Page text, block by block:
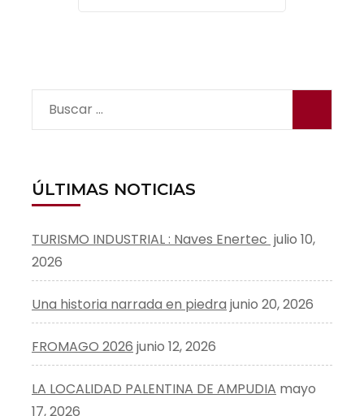
Buscar:
ÚLTIMAS NOTICIAS
TURISMO INDUSTRIAL : Naves Enertec julio 10,
2026
Una historia narrada en piedra junio 20, 2026
FROMAGO 2026 junio 12, 2026
LA LOCALIDAD PALENTINA DE AMPUDIA mayo
17, 2026